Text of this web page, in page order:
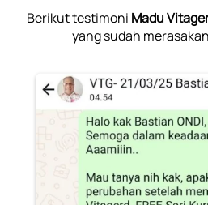
Berikut testimoni Madu
yang sudah